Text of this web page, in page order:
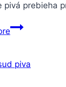
pivá prebieha
Pivné
vrchné